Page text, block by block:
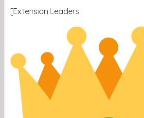
[Extension Leaders